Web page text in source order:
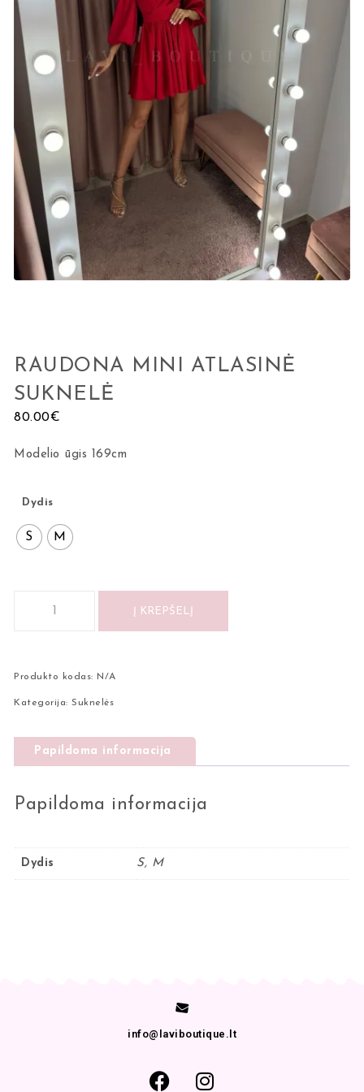
RAUDONA MINI ATLASINĖ
SUKNELĖ
80.00€
Modelio ūgis 169cm
Dydis
S M
Į KREPŠELĮ
Produkto kodas: N/A
Kategorija:Suknelės
Papildoma informacija
Papildoma informacija
Dydis S, M
info@laviboutique.lt